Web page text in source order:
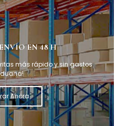
EN 48 H
más rápido y sin gastos
Ahora